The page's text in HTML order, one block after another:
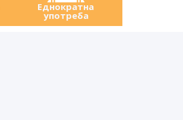
Еднократна
употреба